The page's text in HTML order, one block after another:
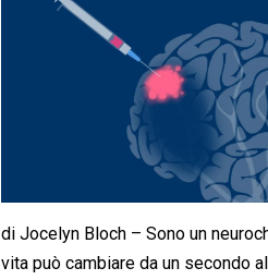
di Jocelyn Bloch – Sono un
vita può cambiare da un secondo